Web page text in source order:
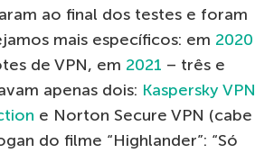
ao final dos testes e foram
mais específicos: em 2020
de VPN, em 2021 – três e
apenas dois: Kaspersky VPN
e Norton Secure VPN (cabe
do filme “Highlander”: “Só